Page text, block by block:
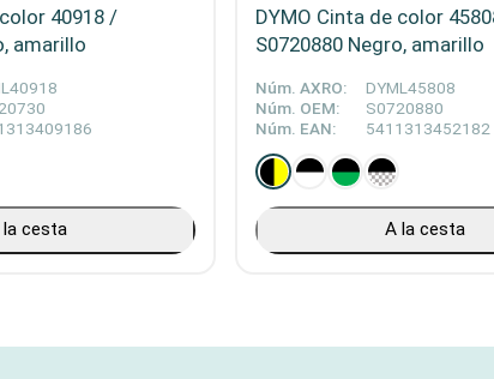
40918 /
amarillo
la cesta
DYMO Cinta de color
S0720880 Negro, amarillo
Núm. AXRO:
DYML45808
Núm. OEM:
S0720880
Núm. EAN:
5411313452182
A la cesta